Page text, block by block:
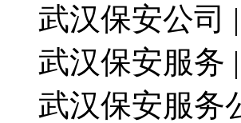
武汉保安公司 |
武汉保安服务 |
武汉保安服务